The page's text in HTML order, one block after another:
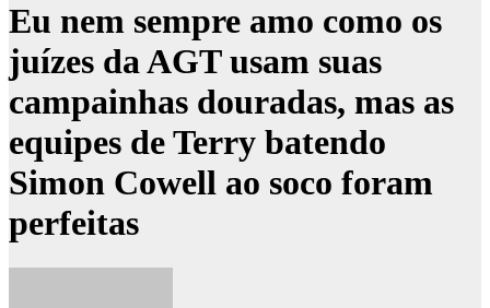
Eu nem sempre amo como os
juízes da AGT usam suas
campainhas douradas, mas as
equipes de Terry batendo
Simon Cowell ao soco foram
perfeitas